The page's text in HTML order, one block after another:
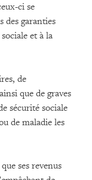
ci se
des garanties
et à la
de
que de graves
sécurité sociale
de maladie les
ses revenus